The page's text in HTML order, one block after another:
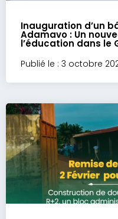
Inauguration d’un
Adamavo : Un
l’éducation dans le
Publié le : 3 octobre